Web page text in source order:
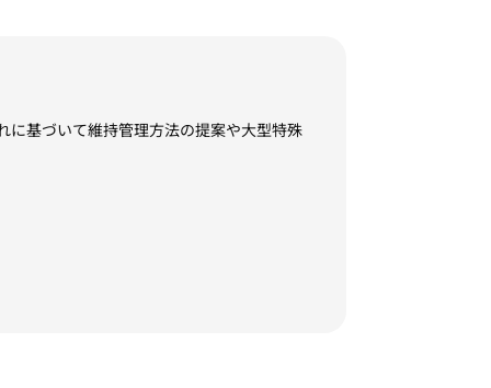
に基づいて維持管理方法の提案や大型特殊